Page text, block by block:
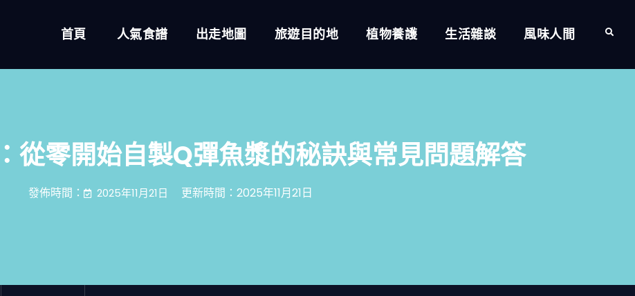
首頁 人氣食譜 出走地圖 旅遊目的地 植物養護 生活雜談 風味人間 Search
從零開始自製Q彈魚漿的秘訣與常見問題解答
發佈時間： 2025年11月21日 更新時間：2025年11月21日